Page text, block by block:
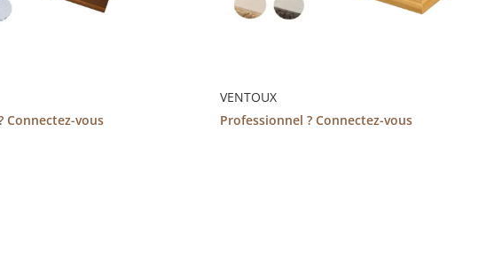
Connectez-vous
VENTOUX
Professionnel ? Connectez-vous